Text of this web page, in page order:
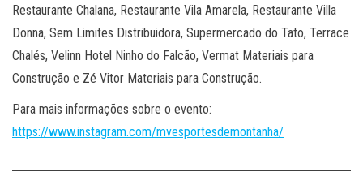
Restaurante Chalana, Restaurante Vila Amarela, Restaurante Villa
Donna, Sem Limites Distribuidora, Supermercado do Tato, Terrace
Chalés, Velinn Hotel Ninho do Falcão, Vermat Materiais para
Construção e Zé Vitor Materiais para Construção.
Para mais informações sobre o evento:
https://www.instagram.com/mvesportesdemontanha/